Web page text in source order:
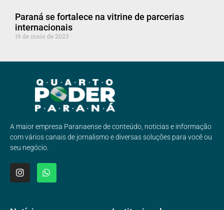
Paraná se fortalece na vitrine de parcerias
internacionais
19 de maio de 2023
A maior empresa Paranaense de conteúdo, noticias e informação
com vários canais de jornalismo e diversas soluções para você ou
seu negócio.